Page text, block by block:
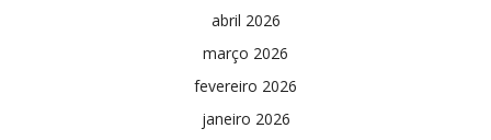
abril 2026
março 2026
fevereiro 2026
janeiro 2026